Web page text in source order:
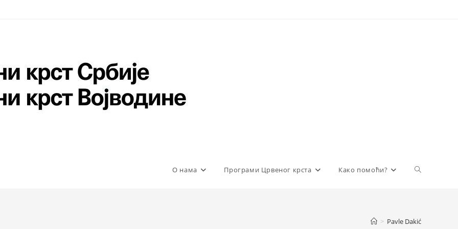
О нама Програми Црвеног крста Како помоћи? Toggle
> Pavle Dakić